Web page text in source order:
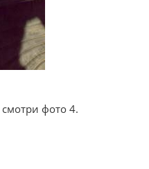
фото 4.